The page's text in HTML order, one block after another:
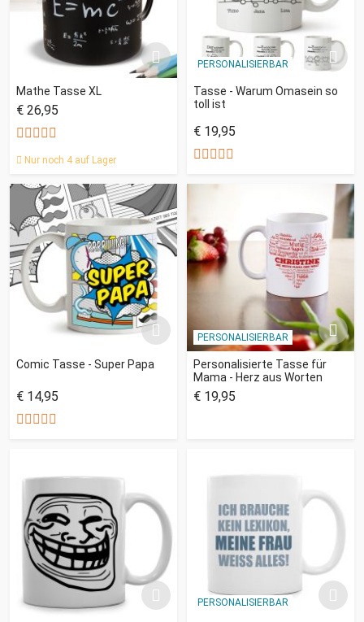
Mathe Tasse XL
€ 26,95
Nur noch 4 auf Lager
PERSONALISIERBAR
Tasse - Warum Omasein so
toll ist
€ 19,95
Comic Tasse - Super Papa
€ 14,95
PERSONALISIERBAR
Personalisierte Tasse für
Mama - Herz aus Worten
€ 19,95
PERSONALISIERBAR